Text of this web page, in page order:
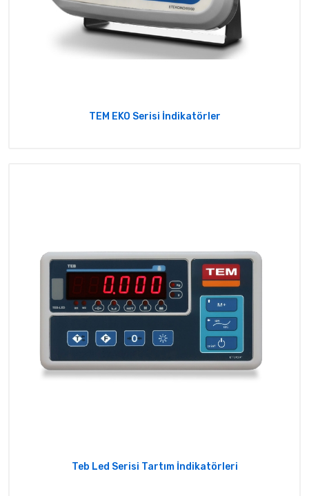
TEM EKO Serisi İndikatörler
Teb Led Serisi Tartım İndikatörleri